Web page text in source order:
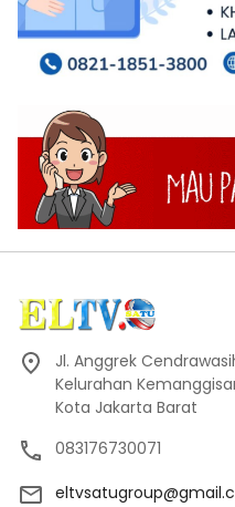
Jl. Anggrek
Kelurahan
Kota Jakarta Barat
083176730071